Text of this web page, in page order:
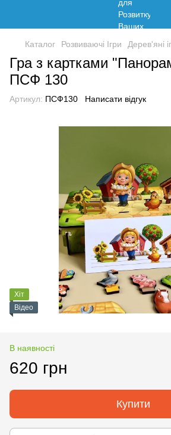
Каталог Розвиваючі Ігри Дерев'яні
Гра з картками
ПСФ 130
Артикул: ПСФ130 Написати відгук
Хіт
Відео
В наявності
620 грн
Купити